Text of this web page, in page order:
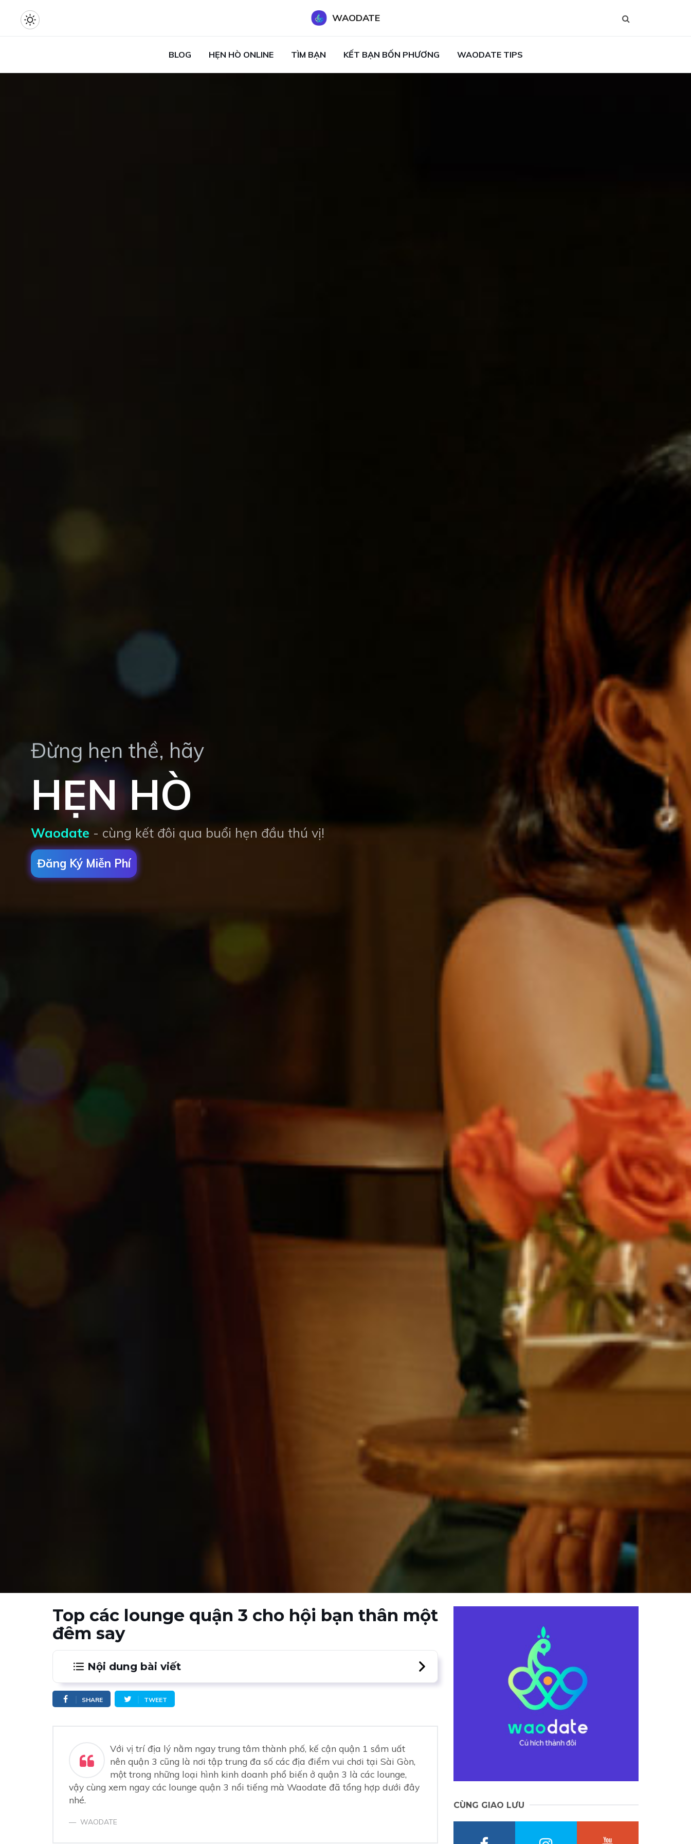
WAODATE
BLOG HẸN HÒ ONLINE TÌM BẠN KẾT BẠN BỐN PHƯƠNG WAODATE TIPS
Đăng Ký Miễn Phí
Top các lounge quận 3 cho hội bạn thân một
đêm say
Nội dung bài viết
1.Ivy Lounge Saigon
2.Tokyo Lounge
5.UPTOWN - Cocktail Bar
Paris Coffee Sheesha
7.Bar 030 Deluxe
8.AL Bar
SHARE TWEET
Với vị trí địa lý nằm ngay trung tâm thành phố, kế cận quận 1 sầm uất
nên quận 3 cũng là nơi tập trung đa số các địa điểm vui chơi tại Sài Gòn,
một trong những loại hình kinh doanh phổ biến ở quận 3 là các lounge,
vậy cùng xem ngay các lounge quận 3 nổi tiếng mà Waodate đã tổng hợp dưới đây
nhé.
WAODATE
CÙNG GIAO LƯU